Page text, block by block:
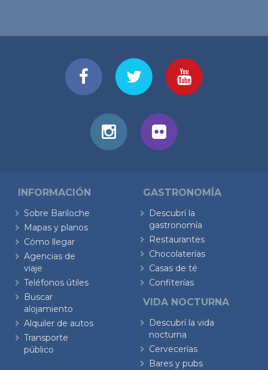
INFORMACIÓN
Sobre Bariloche
Mapas y planos
Cómo llegar
Agencias de
viaje
Teléfonos útiles
Buscar
alojamiento
Alquiler de autos
Transporte
público
GASTRONOMÍA
Descubrí la
gastronomía
Restaurantes
Chocolaterías
Casas de té
Confiterías
VIDA NOCTURNA
Descubrí la vida
nocturna
Cervecerías
Bares y pubs